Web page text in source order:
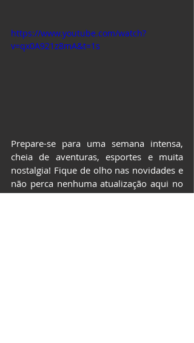
https://www.youtube.com/watch?
v=qx0A921z8mA&t=1s
Prepare-se para uma semana intensa,
cheia de aventuras, esportes e muita
nostalgia! Fique de olho nas novidades e
não perca nenhuma atualização aqui no
Canal Bang! Vamos juntos explorar todos